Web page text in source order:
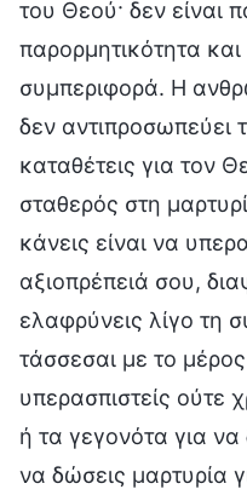
του Θεού· δεν είναι
παρορμητικότητα
συμπεριφορά. Η
δεν αντιπροσωπεύει
καταθέτεις για τον
σταθερός στη
κάνεις είναι να
αξιοπρέπειά σου,
ελαφρύνεις λίγο τη
τάσσεσαι με το
υπερασπιστείς ούτε
ή τα γεγονότα για να
να δώσεις μαρτυρία